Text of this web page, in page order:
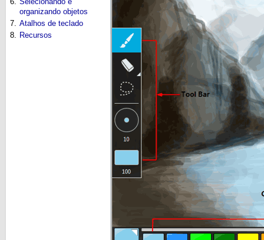
organizando objetos
7. Atalhos de teclado
8. Recursos